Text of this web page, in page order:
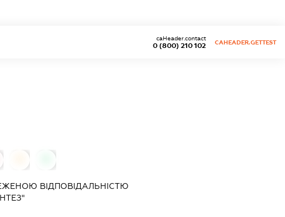
0 (800) 210 102
caHeader.contact
CAHEADER.GETTEST
ВІДПОВІДАЛЬНІСТЮ